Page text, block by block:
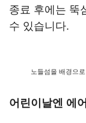
종료 후에는 뚝
수 있습니다.
노들섬을 배경으
어린이날엔 에